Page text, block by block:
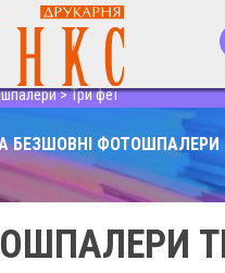
>Три феї
БЕЗШОВНІ ФОТОШПАЛЕРИ